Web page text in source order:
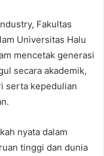
Fakultas
Universitas Halu
mencetak generasi
secara akademik,
serta kepedulian
nyata dalam
tinggi dan dunia